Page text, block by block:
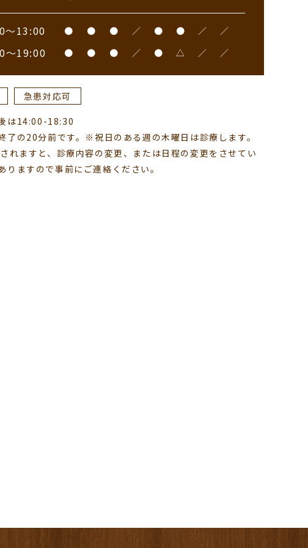
～13:00 ● ● ● ／ ● ● ／ ／
～19:00 ● ● ● ／ ● △ ／ ／
急患対応可
は14:00-18:30
了の20分前です。※祝日のある週の木曜日は診療します。
れますと、診療内容の変更、または日程の変更をさせてい
りますので事前にご連絡ください。